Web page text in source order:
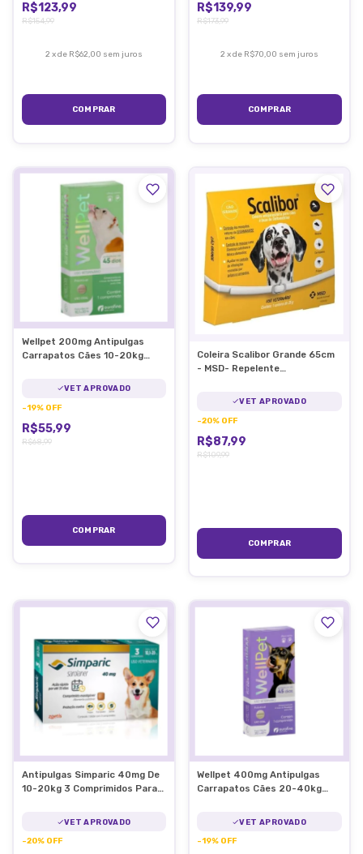
R$123,99
R$154,99
2 xde R$62,00 sem juros
R$139,99
R$173,99
2 xde R$70,00 sem juros
Wellpet 200mg Antipulgas
Carrapatos Cães 10-20kg
VET APROVADO
-19% OFF
R$55,99
R$68,99
Coleira Scalibor Grande 65cm
- MSD- Repelente
VET APROVADO
-20% OFF
R$87,99
R$109,99
Antipulgas Simparic 40mg De
10-20kg 3 Comprimidos Para
VET APROVADO
-20% OFF
Wellpet 400mg Antipulgas
Carrapatos Cães 20-40kg
VET APROVADO
-19% OFF